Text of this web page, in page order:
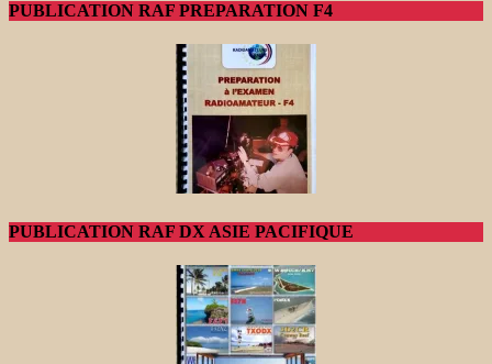
PUBLICATION RAF PREPARATION F4
PUBLICATION RAF DX ASIE PACIFIQUE